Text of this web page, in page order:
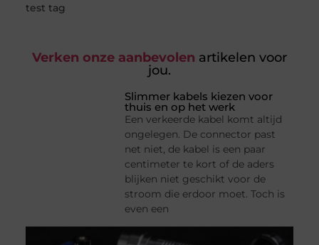
test tag
Verken onze aanbevolen artikelen voor
jou.
Slimmer kabels kiezen voor
thuis en op het werk
Een verkeerde kabel komt altijd
ongelegen. De connector past
net niet, de kabel is een paar
centimeter te kort of de aders
blijken niet geschikt voor de
stroom die erdoor moet. Toch is
even een